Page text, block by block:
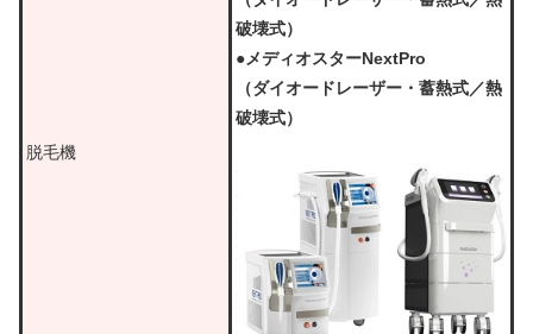
脱毛機
破壊式）
●メディオスターNextPro
（ダイオードレーザー・蓄熱式／熱
破壊式）